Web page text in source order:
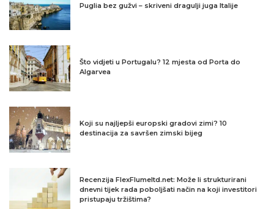
Puglia bez gužvi – skriveni dragulji juga Italije
Što vidjeti u Portugalu? 12 mjesta od Porta do
Algarvea
Koji su najljepši europski gradovi zimi? 10
destinacija za savršen zimski bijeg
Recenzija FlexFlumeltd.net: Može li strukturirani
dnevni tijek rada poboljšati način na koji investitori
pristupaju tržištima?